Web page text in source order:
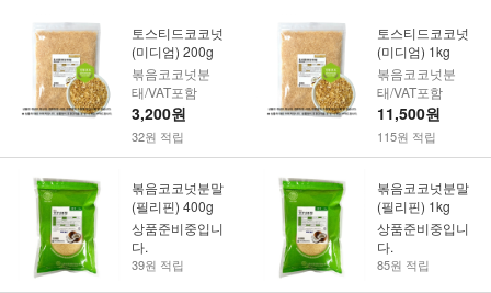
토스티드코코넛
(미디엄) 200g
볶음코코넛분
태/VAT포함
3,200원
32원 적립
토스티드코코넛
(미디엄) 1kg
볶음코코넛분
태/VAT포함
11,500원
115원 적립
볶음코코넛분말
(필리핀) 400g
상품준비중입니
다.
39원 적립
볶음코코넛분말
(필리핀) 1kg
상품준비중입니
다.
85원 적립